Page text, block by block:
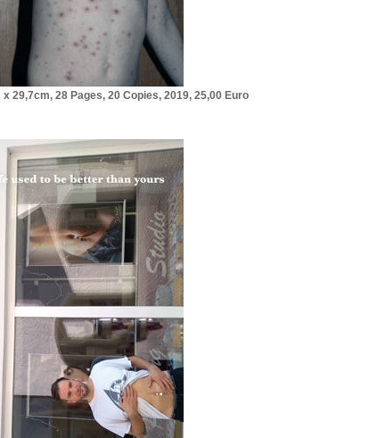
29,7cm, 28 Pages, 20 Copies, 2019, 25,00 Euro